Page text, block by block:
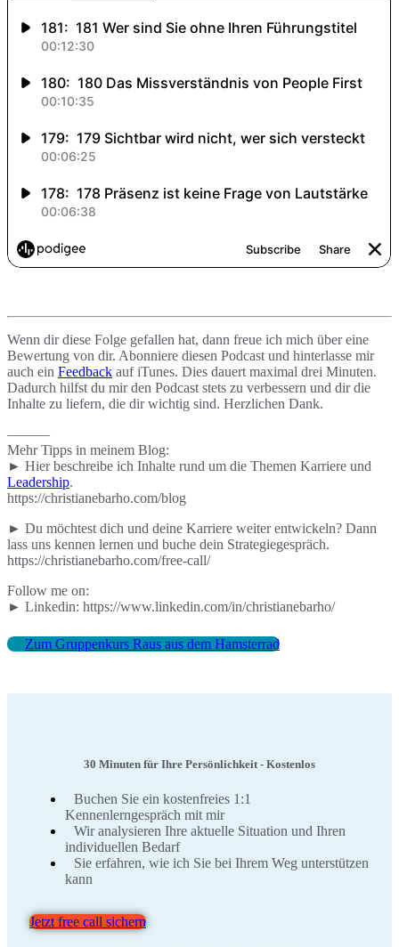
Wenn dir diese Folge gefallen hat, dann freue ich mich über eine
Bewertung von dir. Abonniere diesen Podcast und hinterlasse mir
auch ein Feedback auf iTunes. Dies dauert maximal drei Minuten.
Dadurch hilfst du mir den Podcast stets zu verbessern und dir die
Inhalte zu liefern, die dir wichtig sind. Herzlichen Dank.
———
Mehr Tipps in meinem Blog:
► Hier beschreibe ich Inhalte rund um die Themen Karriere und
Leadership.
https://christianebarho.com/blog
► Du möchtest dich und deine Karriere weiter entwickeln? Dann
lass uns kennen lernen und buche dein Strategiegespräch.
https://christianebarho.com/free-call/
Follow me on:
► Linkedin: https://www.linkedin.com/in/christianebarho/
Zum Gruppenkurs Raus aus dem Hamsterrad
30 Minuten für Ihre Persönlichkeit - Kostenlos
Buchen Sie ein kostenfreies 1:1
Kennenlerngespräch mit mir
Wir analysieren Ihre aktuelle Situation und Ihren
individuellen Bedarf
Sie erfahren, wie ich Sie bei Ihrem Weg unterstützen
kann
Jetzt free call sichern